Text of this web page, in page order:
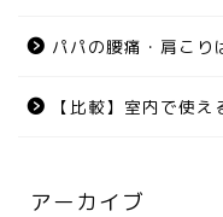
パパの腰痛・肩こり
【比較】室内で使
アーカイブ